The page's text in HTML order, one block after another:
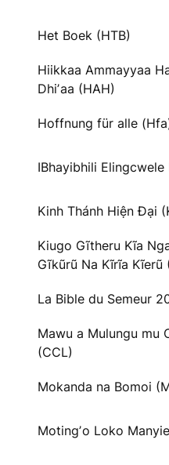
Het Boek (HTB)
Hiikkaa Ammayyaa
Dhiʼaa (HAH)
Hoffnung für alle
IBhayibhili Elingcwele
Kinh Thánh Hiện Đại
Kiugo Gĩtheru Kĩa
Gĩkũrũ Na Kĩrĩa Kĩerũ
La Bible du Semeur
Mawu a Mulungu mu
(CCL)
Mokanda na Bomoi
Motingʼo Loko